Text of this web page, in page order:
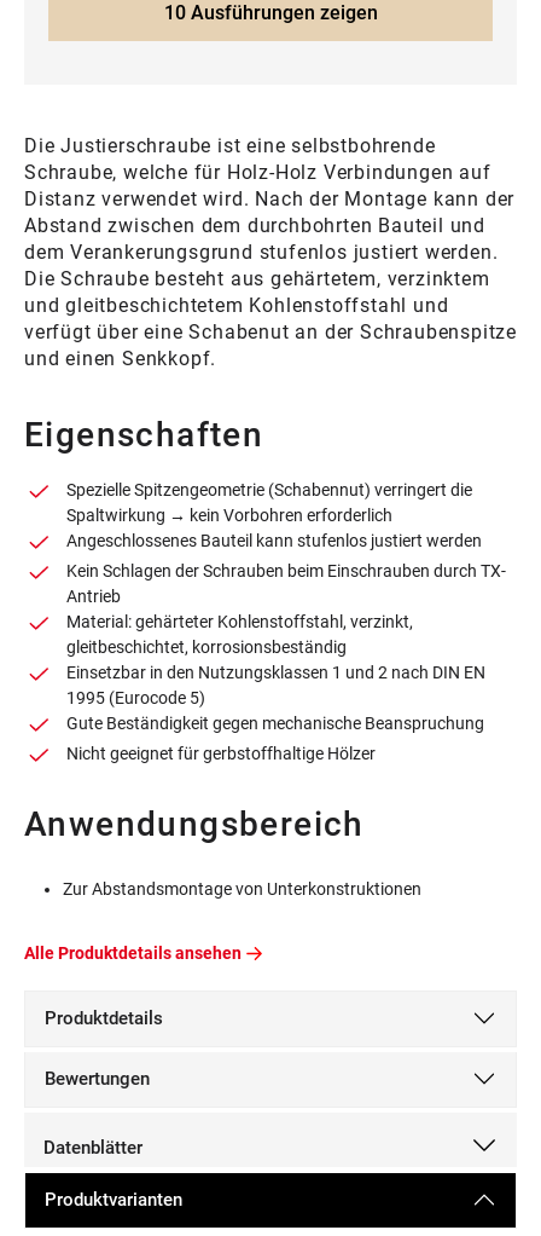
10 Ausführungen zeigen
Die Justierschraube ist eine selbstbohrende
Schraube, welche für Holz-Holz Verbindungen auf
Distanz verwendet wird. Nach der Montage kann der
Abstand zwischen dem durchbohrten Bauteil und
dem Verankerungsgrund stufenlos justiert werden.
Die Schraube besteht aus gehärtetem, verzinktem
und gleitbeschichtetem Kohlenstoffstahl und
verfügt über eine Schabenut an der Schraubenspitze
und einen Senkkopf.
Eigenschaften
Spezielle Spitzengeometrie (Schabennut) verringert die
Spaltwirkung → kein Vorbohren erforderlich
Angeschlossenes Bauteil kann stufenlos justiert werden
Kein Schlagen der Schrauben beim Einschrauben durch TX-
Antrieb
Material: gehärteter Kohlenstoffstahl, verzinkt,
gleitbeschichtet, korrosionsbeständig
Einsetzbar in den Nutzungsklassen 1 und 2 nach DIN EN
1995 (Eurocode 5)
Gute Beständigkeit gegen mechanische Beanspruchung
Nicht geeignet für gerbstoffhaltige Hölzer
Anwendungsbereich
Zur Abstandsmontage von Unterkonstruktionen
Alle Produktdetails ansehen
Produktdetails
Bewertungen
Datenblätter
Produktvarianten